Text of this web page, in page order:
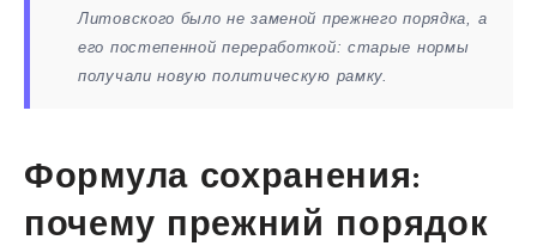
Литовского было не заменой прежнего порядка, а
его постепенной переработкой: старые нормы
получали новую политическую рамку.
Формула сохранения:
почему прежний порядок